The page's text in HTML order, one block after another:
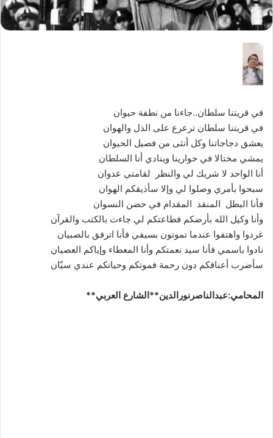
في قريتنا سلطان..جاءنا من نطفة حيوان
في قريتنا سلطان ترعرع على الذل والهوان
يعشق دجاجاتنا وكل أنثى من فصيل الحيوان
يمشي مختالا في حوارينا وينادي أنا السلطان
أنا الواحد لا شريك لي والنظر لقامتي عدوان
سبحوا بأمري وصلوا لي وإلا سأذيقكم الهوان
فأنا البطل المنقذ المقدام في حضن النسوان
وأنا وكيل الله بأرضكم فطاعتكم لي جاءت بالكتب والقرآن
غردوا واهتفوا عندما تموتون بسيفي فأنا اترفق بالصبيان
نادوا باسمي فأنا سيد نعمتكم وأنا المعطاء وإياكم العصيان
سأضرب أعناقكم دون رحمة فموتكم وحياتكم عندي سيّان
المحامي:عبدالناصرنورالدين**الشارع العربي**